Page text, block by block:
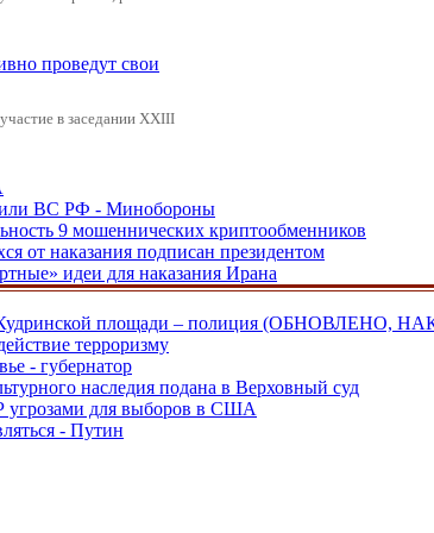
проведут свои
в заседании XXIII
ВС РФ - Минобороны
9 мошеннических криптообменников
от наказания подписан президентом
идеи для наказания Ирана
Кудринской площади – полиция (ОБНОВЛЕНО,
терроризму
- губернатор
наследия подана в Верховный суд
для выборов в США
- Путин